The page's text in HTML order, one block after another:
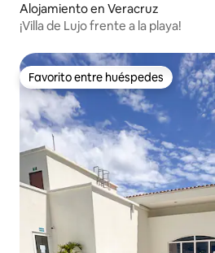
Alojamiento en Veracruz
¡Villa de Lujo frente a la playa!
Favorito entre huéspedes
Favorito entre huéspedes